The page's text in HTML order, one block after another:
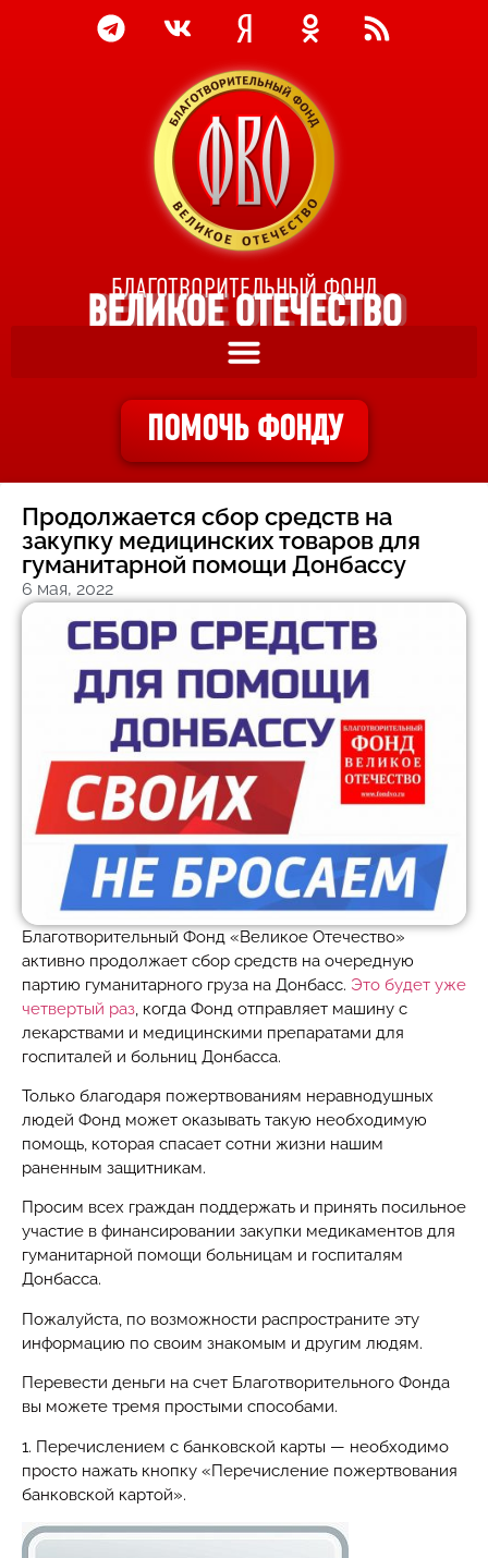
БЛАГОТВОРИТЕЛЬНЫЙ ФОНД
ВЕЛИКОЕ ОТЕЧЕСТВО
ПОМОЧЬ ФОНДУ
Продолжается сбор средств на
закупку медицинских товаров для
гуманитарной помощи Донбассу
6 мая, 2022
Благотворительный Фонд «Великое Отечество»
активно продолжает сбор средств на очередную
партию гуманитарного груза на Донбасс. Это будет уже
четвертый раз, когда Фонд отправляет машину с
лекарствами и медицинскими препаратами для
госпиталей и больниц Донбасса.
Только благодаря пожертвованиям неравнодушных
людей Фонд может оказывать такую необходимую
помощь, которая спасает сотни жизни нашим
раненным защитникам.
Просим всех граждан поддержать и принять посильное
участие в финансировании закупки медикаментов для
гуманитарной помощи больницам и госпиталям
Донбасса.
Пожалуйста, по возможности распространите эту
информацию по своим знакомым и другим людям.
Перевести деньги на счет Благотворительного Фонда
вы можете тремя простыми способами.
1. Перечислением с банковской карты — необходимо
просто нажать кнопку «Перечисление пожертвования
банковской картой».